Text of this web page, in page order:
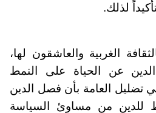
لذلك.
الغربية والعاشقون لها،
عن الحياة على النمط
تضليل العامة بأن فصل الدين
من مساوئ السياسة